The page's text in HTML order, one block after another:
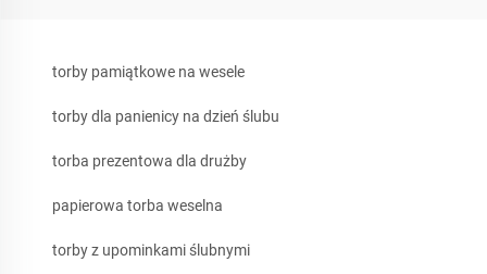
torby pamiątkowe na wesele
torby dla panienicy na dzień ślubu
torba prezentowa dla drużby
papierowa torba weselna
torby z upominkami ślubnymi